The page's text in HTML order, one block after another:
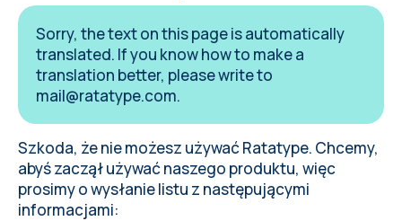
Sorry, the text on this page is automatically
translated. If you know how to make a
translation better, please write to
mail@ratatype.com.
Szkoda, że nie możesz używać Ratatype. Chcemy,
abyś zaczął używać naszego produktu, więc
prosimy owysłanie listu z następującymi
informacjami: